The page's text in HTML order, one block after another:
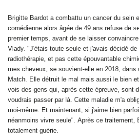
Brigitte Bardot acombattu un cancer du sein
comédienne alors âgée de 49 ans refuse de
premier temps, avant de se laisser
Vlady. "J'étais toute seule et j'avais décidé
radiothérapie, et pas cette épouvantable
mes cheveux, se souvient-elle en 2018, dans
Match. Elle détruit le mal mais aussi le bien
vois des gens qui, après cette épreuve, sont
voudrais passer par là. Cette maladie m'a
moi-même. Et maintenant, si j'aime bien
néanmoins vivre seule". Après ce traitement,
totalement guérie.